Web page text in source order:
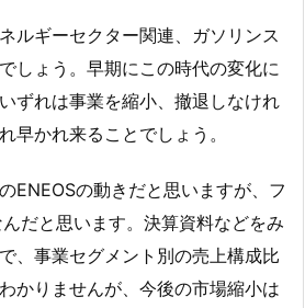
ルギーセクター関連、ガソリンス
しょう。早期にこの時代の変化に
ずれは事業を縮小、撤退しなけれ
早かれ来ることでしょう。
ENEOSの動きだと思いますが、フ
だと思います。決算資料などをみ
、事業セグメント別の売上構成比
かりませんが、今後の市場縮小は